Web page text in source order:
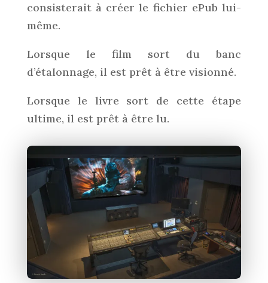
consisterait à créer le fichier ePub lui-
même.
Lorsque le film sort du banc
d’étalonnage, il est prêt à être visionné.
Lorsque le livre sort de cette étape
ultime, il est prêt à être lu.